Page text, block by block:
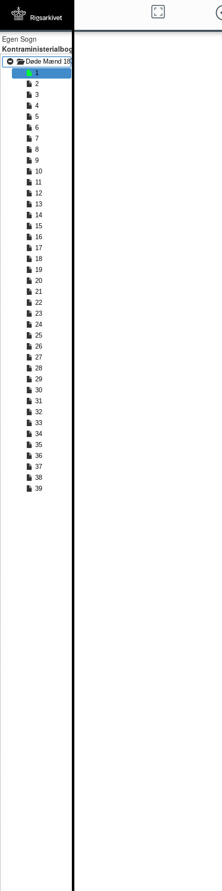
Egen Sogn
Kontraministerialbog
Døde Mænd 1877 - Døde Mænd 1901
1
2
3
4
5
6
7
8
9
10
11
12
13
14
15
16
17
18
19
20
21
22
23
24
25
26
27
28
29
30
31
32
33
34
35
36
37
38
39